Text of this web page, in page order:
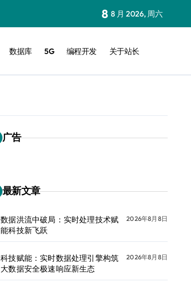
8 8 月 2026, 周六
数据库 5G 编程开发 关于站长
广告
最新文章
数据洪流中破局：实时处理技术赋
能科技新飞跃
2026年8月8日
科技赋能：实时数据处理引擎构筑
大数据安全极速响应新生态
2026年8月8日